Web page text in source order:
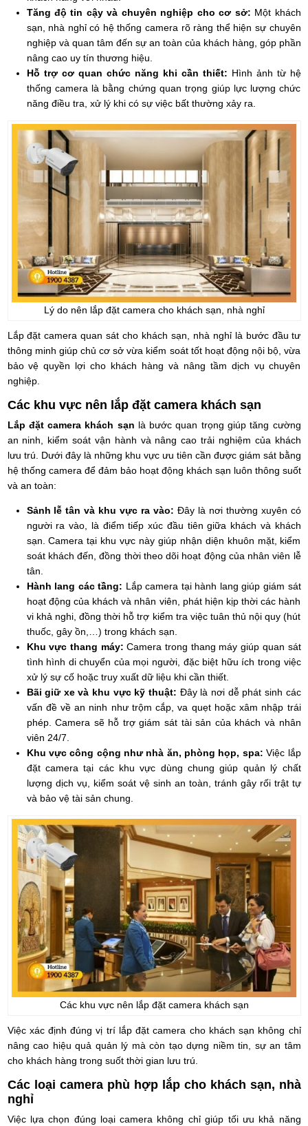
Tăng độ tin cậy và chuyên nghiệp cho cơ sở: Một khách
sạn, nhà nghỉ có hệ thống camera rõ ràng thể hiện sự chuyên
nghiệp và quan tâm đến sự an toàn của khách hàng, góp phần
nâng cao uy tín thương hiệu.
Hỗ trợ cơ quan chức năng khi cần thiết: Hình ảnh từ hệ
thống camera là bằng chứng quan trọng giúp lực lượng chức
năng điều tra, xử lý khi có sự việc bất thường xảy ra.
Lý do nên lắp đặt camera cho khách sạn, nhà nghỉ
Lắp đặt camera quan sát cho khách sạn, nhà nghỉ là bước đầu tư
thông minh giúp chủ cơ sở vừa kiểm soát tốt hoạt động nội bộ, vừa
bảo vệ quyền lợi cho khách hàng và nâng tầm dịch vụ chuyên
nghiệp.
Các khu vực nên lắp đặt camera khách sạn
Lắp đặt camera khách sạn là bước quan trọng giúp tăng cường
an ninh, kiểm soát vận hành và nâng cao trải nghiệm của khách
lưu trú. Dưới đây là những khu vực ưu tiên cần được giám sát bằng
hệ thống camera để đảm bảo hoạt động khách sạn luôn thông suốt
và an toàn:
Sảnh lễ tân và khu vực ra vào: Đây là nơi thường xuyên có
người ra vào, là điểm tiếp xúc đầu tiên giữa khách và khách
sạn. Camera tại khu vực này giúp nhận diện khuôn mặt, kiểm
soát khách đến, đồng thời theo dõi hoạt động của nhân viên lễ
tân.
Hành lang các tầng: Lắp camera tại hành lang giúp giám sát
hoạt động của khách và nhân viên, phát hiện kịp thời các hành
vi khả nghi, đồng thời hỗ trợ kiểm tra việc tuân thủ nội quy (hút
thuốc, gây ồn,…) trong khách sạn.
Khu vực thang máy: Camera trong thang máy giúp quan sát
tình hình di chuyển của mọi người, đặc biệt hữu ích trong việc
xử lý sự cố hoặc truy xuất dữ liệu khi cần thiết.
Bãi giữ xe và khu vực kỹ thuật: Đây là nơi dễ phát sinh các
vấn đề về an ninh như trộm cắp, va quẹt hoặc xâm nhập trái
phép. Camera sẽ hỗ trợ giám sát tài sản của khách và nhân
viên 24/7.
Khu vực công cộng như nhà ăn, phòng họp, spa: Việc lắp
đặt camera tại các khu vực dùng chung giúp quản lý chất
lượng dịch vụ, kiểm soát vệ sinh an toàn, tránh gây rối trật tự
và bảo vệ tài sản chung.
Các khu vực nên lắp đặt camera khách sạn
Việc xác định đúng vị trí lắp đặt camera cho khách sạn không chỉ
nâng cao hiệu quả quản lý mà còn tạo dựng niềm tin, sự an tâm
cho khách hàng trong suốt thời gian lưu trú.
Các loại camera phù hợp lắp cho khách sạn, nhà
nghỉ
Việc lựa chọn đúng loại camera không chỉ giúp tối ưu khả năng